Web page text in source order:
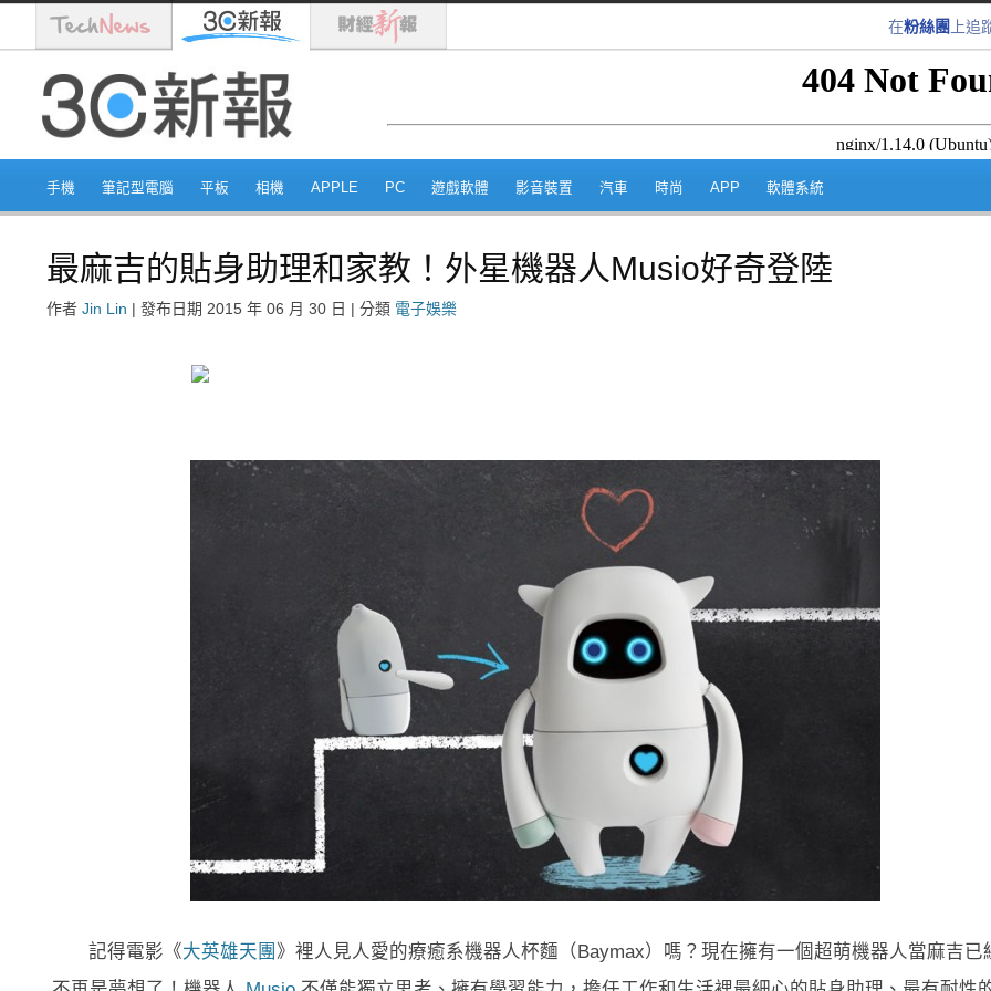
在粉絲團 上追
跳至內容區
手機 筆記型電腦 平板 相機 APPLE PC 遊戲軟體 影音裝置 汽車 時尚 APP 軟體系統
最麻吉的貼身助理和家教！外星機器人Musio好奇登陸
作者 Jin Lin | 發布日期 2015 年 06 月 30 日 | 分類 電子娛樂
記得電影《大英雄天團 》裡人見人愛的療癒系機器人杯麵（Baymax）嗎？現在擁有一個超萌機器人當麻吉已